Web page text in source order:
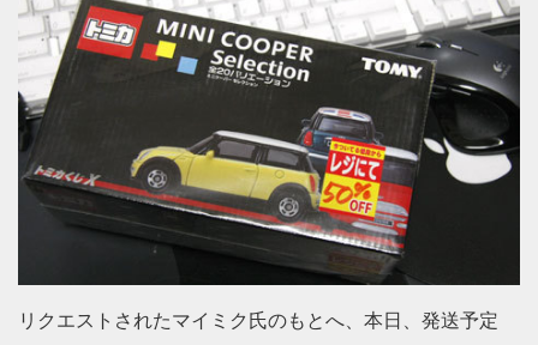
リクエストされたマイミク氏のもとへ、本日、発送予定